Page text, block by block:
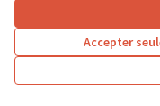
Accepter